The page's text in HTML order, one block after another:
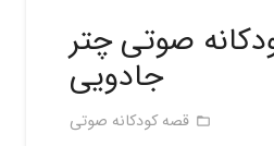
صوتی چتر
جادویی
folder_open قصه کودکانه صوتی